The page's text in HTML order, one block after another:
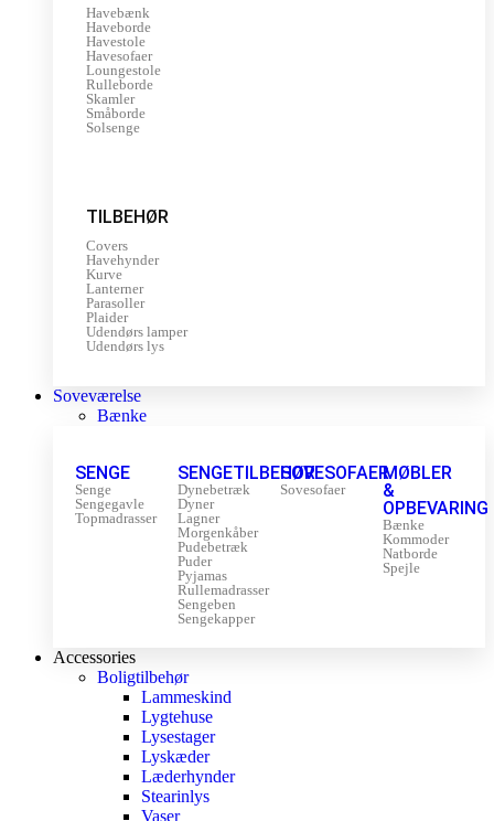
Havebænk
Haveborde
Havestole
Havesofaer
Loungestole
Rulleborde
Skamler
Småborde
Solsenge
TILBEHØR
Covers
Havehynder
Kurve
Lanterner
Parasoller
Plaider
Udendørs lamper
Udendørs lys
Soveværelse
Bænke
SENGE
Senge
Sengegavle
Topmadrasser
SENGETILBEHØR
Dynebetræk
Dyner
Lagner
Morgenkåber
Pudebetræk
Puder
Pyjamas
Rullemadrasser
Sengeben
Sengekapper
SOVESOFAER
Sovesofaer
MØBLER
&
OPBEVARING
Bænke
Kommoder
Natborde
Spejle
Accessories
Boligtilbehør
Lammeskind
Lygtehuse
Lysestager
Lyskæder
Læderhynder
Stearinlys
Vaser